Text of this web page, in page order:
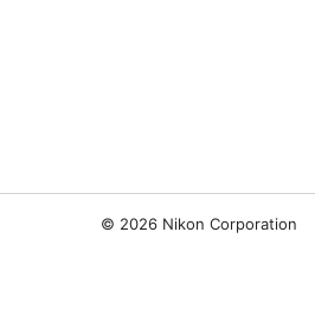
© 2026 Nikon Corporation